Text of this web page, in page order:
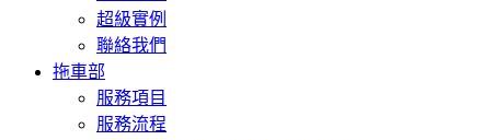
超級實例
聯絡我們
拖車部
服務項目
服務流程